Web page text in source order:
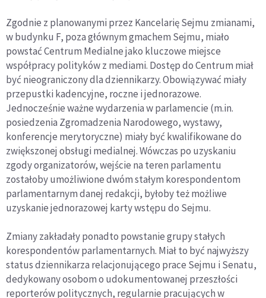
Zgodnie z planowanymi przez Kancelarię Sejmu zmianami,
w budynku F, poza głównym gmachem Sejmu, miało
powstać Centrum Medialne jako kluczowe miejsce
współpracy polityków z mediami. Dostęp do Centrum miał
być nieograniczony dla dziennikarzy. Obowiązywać miały
przepustki kadencyjne, roczne i jednorazowe.
Jednocześnie ważne wydarzenia w parlamencie (m.in.
posiedzenia Zgromadzenia Narodowego, wystawy,
konferencje merytoryczne) miały być kwalifikowane do
zwiększonej obsługi medialnej. Wówczas po uzyskaniu
zgody organizatorów, wejście na teren parlamentu
zostałoby umożliwione dwóm stałym korespondentom
parlamentarnym danej redakcji, byłoby też możliwe
uzyskanie jednorazowej karty wstępu do Sejmu.
Zmiany zakładały ponadto powstanie grupy stałych
korespondentów parlamentarnych. Miał to być najwyższy
status dziennikarza relacjonującego prace Sejmu i Senatu,
dedykowany osobom o udokumentowanej przeszłości
reporterów politycznych, regularnie pracujących w